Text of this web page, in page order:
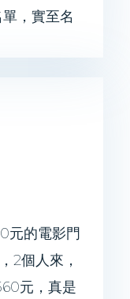
，實至名
元的電影門
2個人來，
元，真是